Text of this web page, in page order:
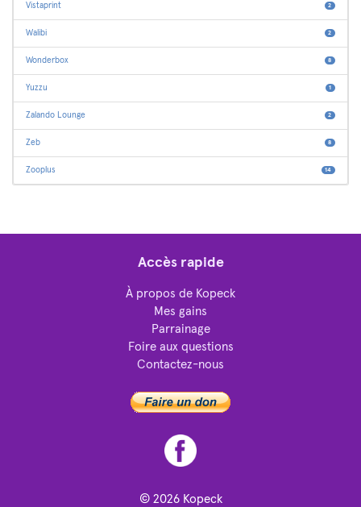
Vistaprint 2
Walibi 2
Wonderbox 8
Yuzzu 1
Zalando Lounge 2
Zeb 8
Zooplus 14
Accès rapide
À propos de Kopeck
Mes gains
Parrainage
Foire aux questions
Contactez-nous
© 2026 Kopeck